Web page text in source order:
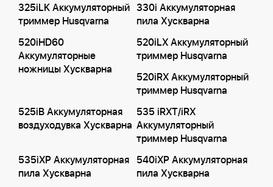
325iLK Аккумуляторный
триммер Husqvarna
330i Аккумуляторная
пила Хускварна
520iHD60
Аккумуляторные
ножницы Хускварна
520iLX Аккумуляторный
триммер Husqvarna
520iRX Аккумуляторный
триммер Husqvarna
525iB Аккумуляторная
воздуходувка Хускварна
535 iRXT/iRX
Аккумуляторный
триммер Husqvarna
535iXP Аккумуляторная
пила Хускварна
540iXP Аккумуляторная
пила Хускварна